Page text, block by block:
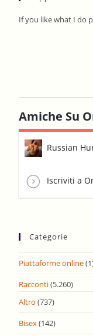
If you like what I do
Amiche Su
Russian
Iscriviti a
Categorie
Piattaforme online
Racconti(5.260)
Altro (737)
Bisex(142)